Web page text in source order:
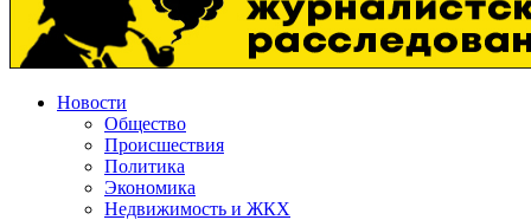
Новости
Общество
Происшествия
Политика
Экономика
Недвижимость и ЖКХ